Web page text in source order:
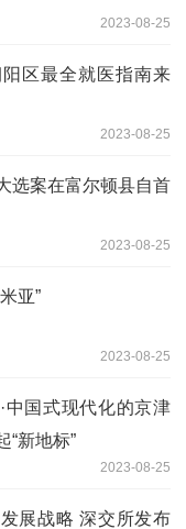
2023-08-25
区最全就医指南来
2023-08-25
选案在富尔顿县自首
2023-08-25
亚”
2023-08-25
中国式现代化的京津
“新地标”
2023-08-25
展战略 深交所发布